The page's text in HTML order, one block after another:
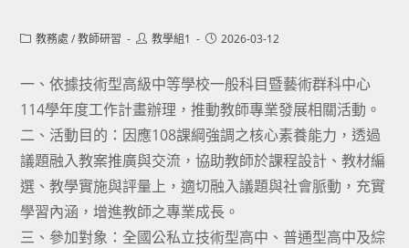
Post教務處 / 教師研習
Post教學組1
Post2026-03-12
一、依據技術型高級中等學校一般科目暨藝術群科中心
114學年度工作計畫辦理，推動教師專業發展相關活動。
二、活動目的：因應108課綱強調之核心素養能力，透過
議題融入教案推廣與交流，協助教師於課程設計、教材編
選、教學實施與評量上，適切融入議題與社會脈動，充實
學習內涵，增進教師之專業成長。
三、參加對象：全國公私立技術型高中、普通型高中及綜